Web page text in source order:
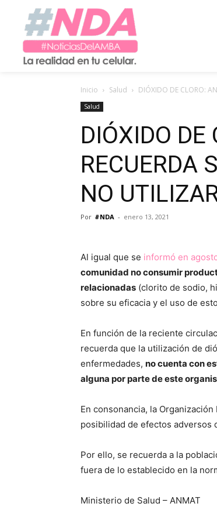
Inicio Salud DIÓXIDO DE CLORO:
Salud
DIÓXIDO DE
RECUERDA
NO
Por #NDA - enero 13, 2021
Al igual que se informó en
comunidad no consumir
relacionadas (clorito de sodio,
sobre su eficacia y el uso de
En función de la reciente
recuerda que la utilización de
enfermedades, no cuenta con
alguna por parte de este
En consonancia, la
posibilidad de efectos adversos
Por ello, se recuerda a la
fuera de lo establecido en la
Ministerio de Salud – ANMAT